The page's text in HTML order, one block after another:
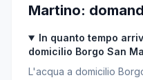
Martino:
In quanto tempo
domicilio Borgo San
L'acqua a domicilio